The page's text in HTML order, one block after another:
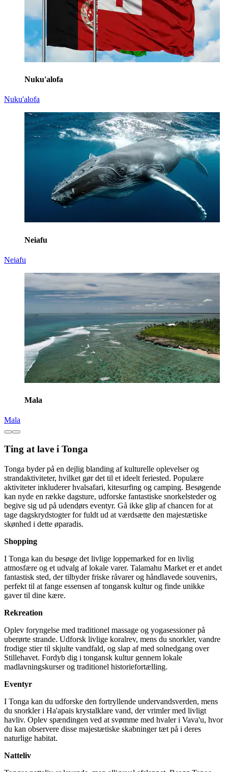
Nuku'alofa
Nuku'alofa
Neiafu
Neiafu
Mala
Mala
Ting at lave i Tonga
Tonga byder på en dejlig blanding af kulturelle oplevelser og
strandaktiviteter, hvilket gør det til et ideelt feriested. Populære
aktiviteter inkluderer hvalsafari, kitesurfing og camping. Besøgende
kan nyde en række dagsture, udforske fantastiske snorkelsteder og
begive sig ud på udendørs eventyr. Gå ikke glip af chancen for at
tage dagskrydstogter for fuldt ud at værdsætte den majestætiske
skønhed i dette øparadis.
Shopping
I Tonga kan du besøge det livlige loppemarked for en livlig
atmosfære og et udvalg af lokale varer. Talamahu Market er et andet
fantastisk sted, der tilbyder friske råvarer og håndlavede souvenirs,
perfekt til at fange essensen af tongansk kultur og finde unikke
gaver til dine kære.
Rekreation
Oplev foryngelse med traditionel massage og yogasessioner på
uberørte strande. Udforsk livlige koralrev, mens du snorkler, vandre
frodige stier til skjulte vandfald, og slap af med solnedgang over
Stillehavet. Fordyb dig i tongansk kultur gennem lokale
madlavningskurser og traditionel historiefortælling.
Eventyr
I Tonga kan du udforske den fortryllende undervandsverden, mens
du snorkler i Ha'apais krystalklare vand, der vrimler med livligt
havliv. Oplev spændingen ved at svømme med hvaler i Vava'u, hvor
du kan observere disse majestætiske skabninger tæt på i deres
naturlige habitat.
Natteliv